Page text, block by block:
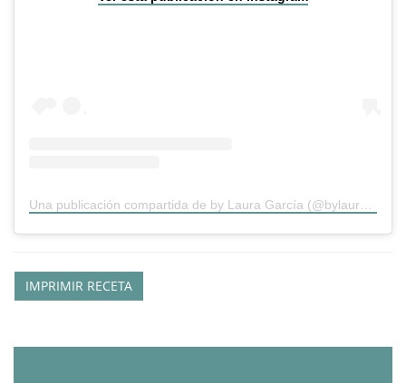
IMPRIMIR RECETA